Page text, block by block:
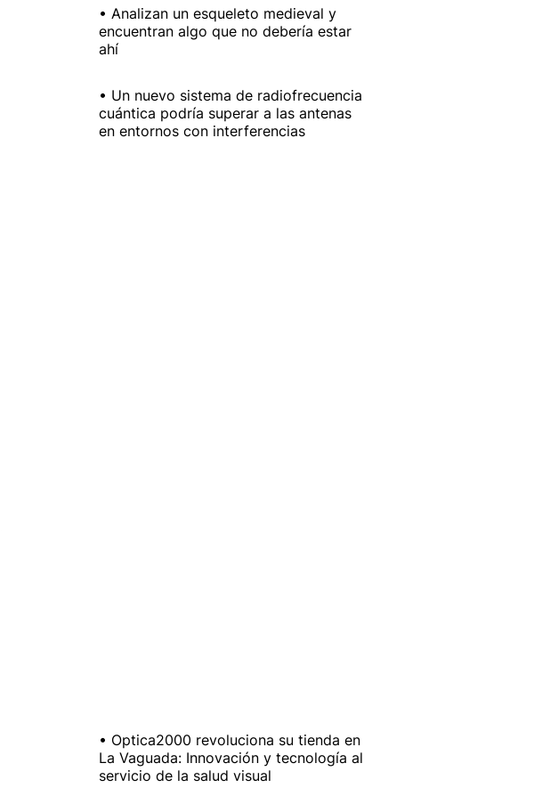
Analizan un esqueleto medieval y
encuentran algo que no debería estar
ahí
Un nuevo sistema de radiofrecuencia
cuántica podría superar a las antenas
en entornos con interferencias
Optica2000 revoluciona su tienda en
La Vaguada: Innovación y tecnología al
servicio de la salud visual